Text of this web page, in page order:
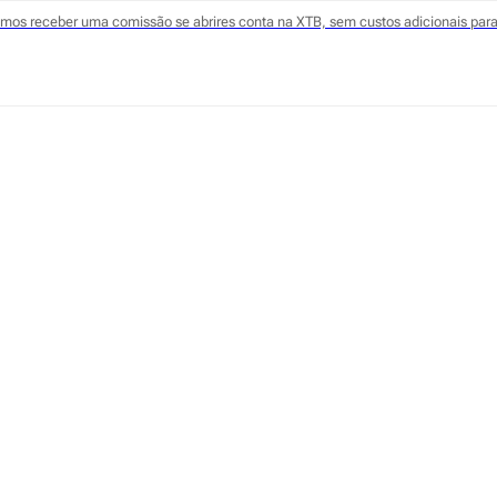
receber uma comissão se abrires conta na XTB, sem custos adicionais